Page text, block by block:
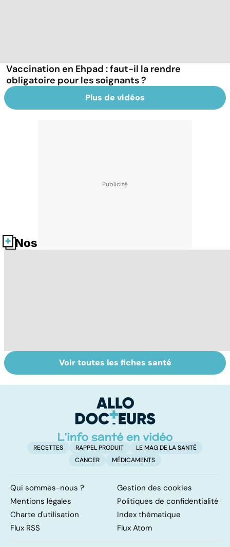
Vaccination en Ehpad : faut-il la rendre
obligatoire pour les soignants ?
Plus de vidéos
Nos fiches santé
Don de gamètes :
le pour et le
Médecins
étrangers : des
frontières
Voir toutes les fiches santé
RECETTES RAPPEL PRODUIT
LE MAG DE LA SANTÉ
CANCER
MÉDICAMENTS
Qui sommes-nous ?
Gestion des cookies
Mentions légales
Politiques de confidentialité
Charte d'utilisation
Index thématique
Flux RSS
Flux Atom